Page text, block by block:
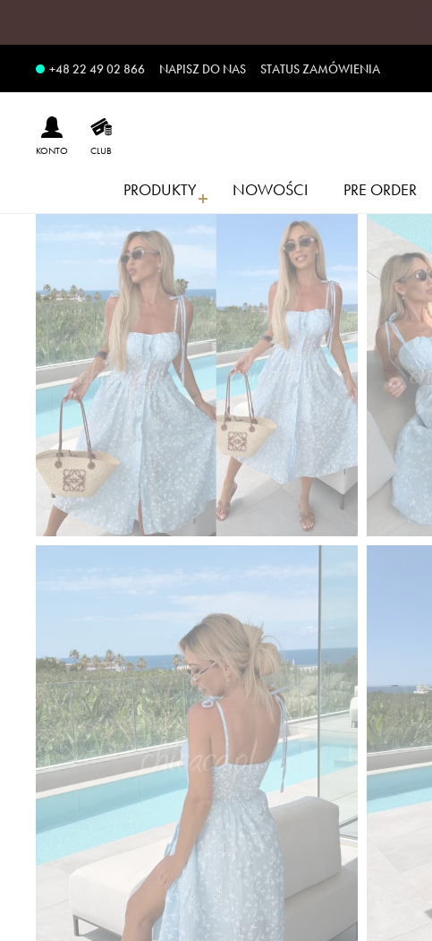
+48 22 49 02 866 NAPISZ DO NAS STATUS ZAMÓWIENIA
KONTO CLUB
PRODUKTY NOWOŚCI PRE ORDER